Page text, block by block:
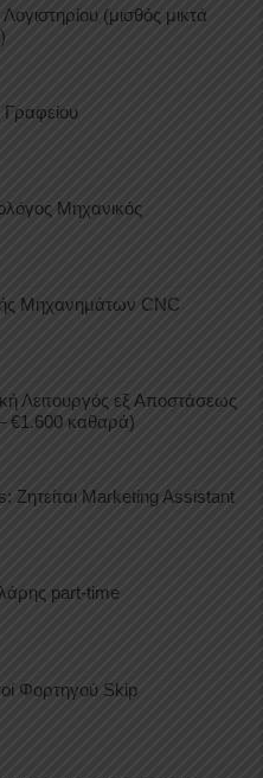
(μισθός μικτά
Γραφείου
Μηχανικός
Μηχανημάτων CNC
Λειτουργός εξ Αποστάσεως
€1.600 καθαρά)
Ζητείται Marketing Assistant
part-time
Φορτηγού Skip